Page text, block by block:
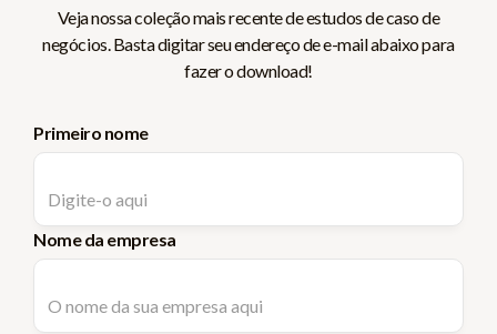
Veja nossa coleção mais recente de estudos de caso de
negócios. Basta digitar seu endereço de e-mail abaixo para
fazer o download!
Primeiro nome
Nome da empresa